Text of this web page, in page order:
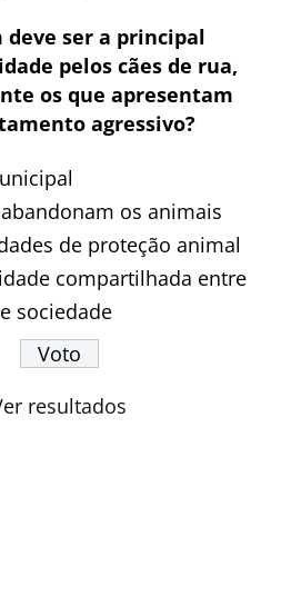
deve ser a principal
pelos cães de rua,
os que apresentam
agressivo?
os animais
de proteção animal
compartilhada entre
sociedade
resultados